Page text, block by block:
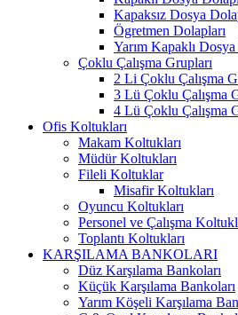
Kapaksız Dosya
Ögretmen Dolapları
Yarım Kapaklı
Çoklu Çalışma Grupları
2 Li Çoklu Çalışma
3 Lü Çoklu Çalışma
4 Lü Çoklu Çalışma
Ofis Koltukları
Makam Koltukları
Müdür Koltukları
Fileli Koltuklar
Misafir Koltukları
Oyuncu Koltukları
Personel ve Çalışma
Toplantı Koltukları
KARŞILAMA BANKOLARI
Düz Karşılama Bankoları
Küçük Karşılama Bankoları
Yarım Köşeli Karşılama